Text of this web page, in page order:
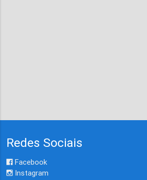
Redes Sociais
Facebook
Instagram